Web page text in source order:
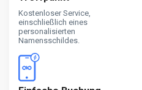
Kostenloser Service,
einschließlich eines
personalisierten
Namensschildes.